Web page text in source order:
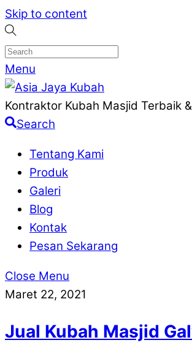
Skip to content
Menu
Kontraktor Kubah Masjid Terbaik
Search
Tentang Kami
Produk
Galeri
Blog
Kontak
Pesan Sekarang
Close Menu
Maret 22, 2021
Jual Kubah Masjid